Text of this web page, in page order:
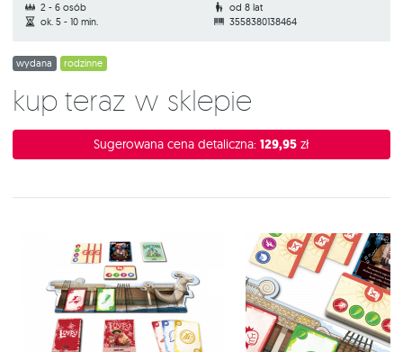
2 - 6 osób
od 8 lat
ok. 5 - 10 min.
3558380138464
wydana rodzinne
Kup teraz w sklepie
Sugerowana cena detaliczna: 129,95 zł